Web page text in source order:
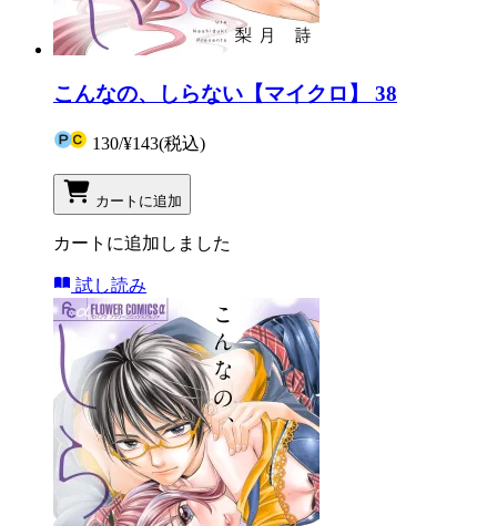
こんなの、しらない【マイクロ】 38
130/¥143(税込)
カートに追加
カートに追加しました
試し読み